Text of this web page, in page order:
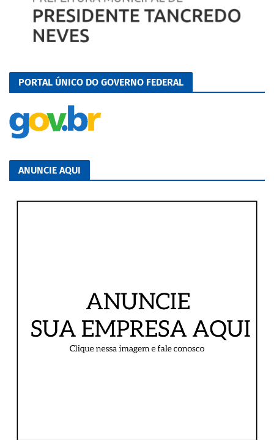
PORTAL ÚNICO DO GOVERNO FEDERAL
ANUNCIE AQUI